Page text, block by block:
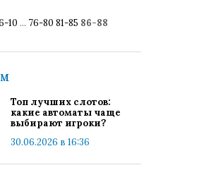
10 ... 76-80 81-85 86-88
Топ лучших слотов:
какие автоматы чаще
выбирают игроки?
30.06.2026 в 16:36